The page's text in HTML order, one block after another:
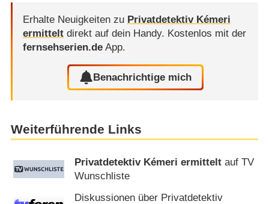
Erhalte Neuigkeiten zu Privatdetektiv Kémeri
ermitteltdirekt auf dein Handy. Kostenlos mit der
fernsehserien.deApp.
Benachrichtige mich
Weiterführende Links
Privatdetektiv Kémeri ermittelt auf TV
Wunschliste
Diskussionen über Privatdetektiv